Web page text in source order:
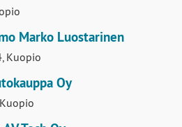
Marko Luostarinen
Kuopio
Oy